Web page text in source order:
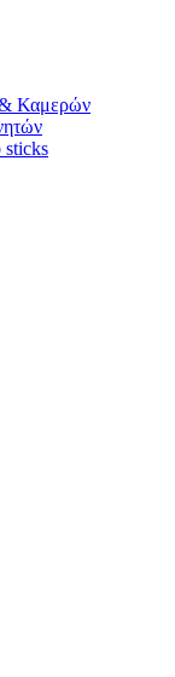
Καμερών
sticks